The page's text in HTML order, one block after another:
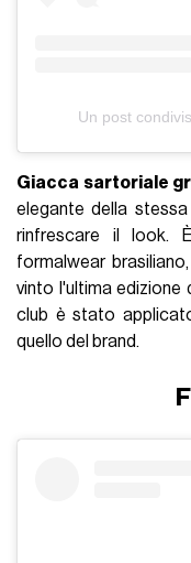
Un post
Giacca sartoriale
elegante della
rinfrescare il look.
formalwear
vinto l'ultima edizione
club è stato
quello del brand.